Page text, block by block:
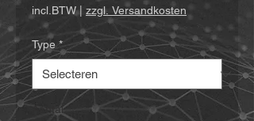
incl.BTW zzgl. Versandkosten
Type *
Aantal *